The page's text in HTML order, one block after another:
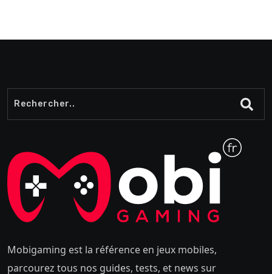
Mobigaming est la référence en jeux mobiles,
parcourez tous nos guides, tests, et news sur